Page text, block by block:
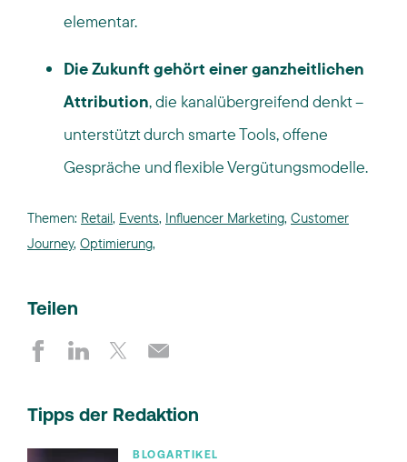
elementar.
Die Zukunft gehört einer ganzheitlichen
Attribution, die kanalübergreifend denkt –
unterstützt durch smarte Tools, offene
Gespräche und flexible Vergütungsmodelle.
Themen: Retail, Events, Influencer Marketing, Customer
Journey, Optimierung,
Teilen
Tipps der Redaktion
BLOGARTIKEL